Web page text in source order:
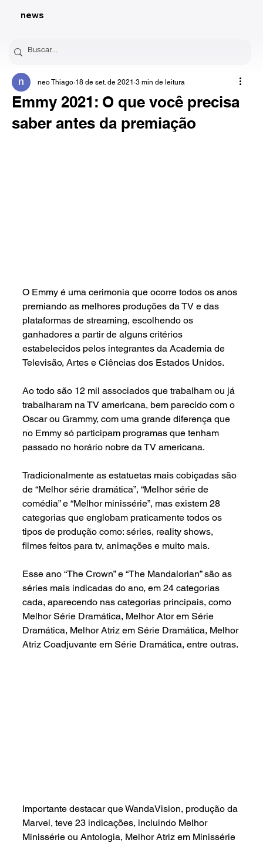
news
Emmy 2021: O que você precisa
saber antes da premiação
neo Thiago 18 de set. de 2021 3 min de leitura
O Emmy é uma cerimonia que ocorre todos os anos
premiando as melhores produções da TV e das
plataformas de streaming, escolhendo os
ganhadores a partir de alguns critérios
estabelecidos pelos integrantes da Academia de
Televisão, Artes e Ciências dos Estados Unidos.
Ao todo são 12 mil associados que trabalham ou já
trabalharam na TV americana, bem parecido com o
Oscar ou Grammy, com uma grande diferença que
no Emmy só participam programas que tenham
passado no horário nobre da TV americana.
Tradicionalmente as estatuetas mais cobiçadas são
de “Melhor série dramática”, “Melhor série de
comédia” e “Melhor minissérie”, mas existem 28
categorias que englobam praticamente todos os
tipos de produção como: séries, reality shows,
filmes feitos para tv, animações e muito mais.
Esse ano “The Crown” e “The Mandalorian” são as
séries mais indicadas do ano, em 24 categorias
cada, aparecendo nas categorias principais, como
Melhor Série Dramática, Melhor Ator em Série
Dramática, Melhor Atriz em Série Dramática, Melhor
Atriz Coadjuvante em Série Dramática, entre outras.
Importante destacar que WandaVision, produção da
Marvel, teve 23 indicações, incluindo Melhor
Minissérie ou Antologia, Melhor Atriz em Minissérie